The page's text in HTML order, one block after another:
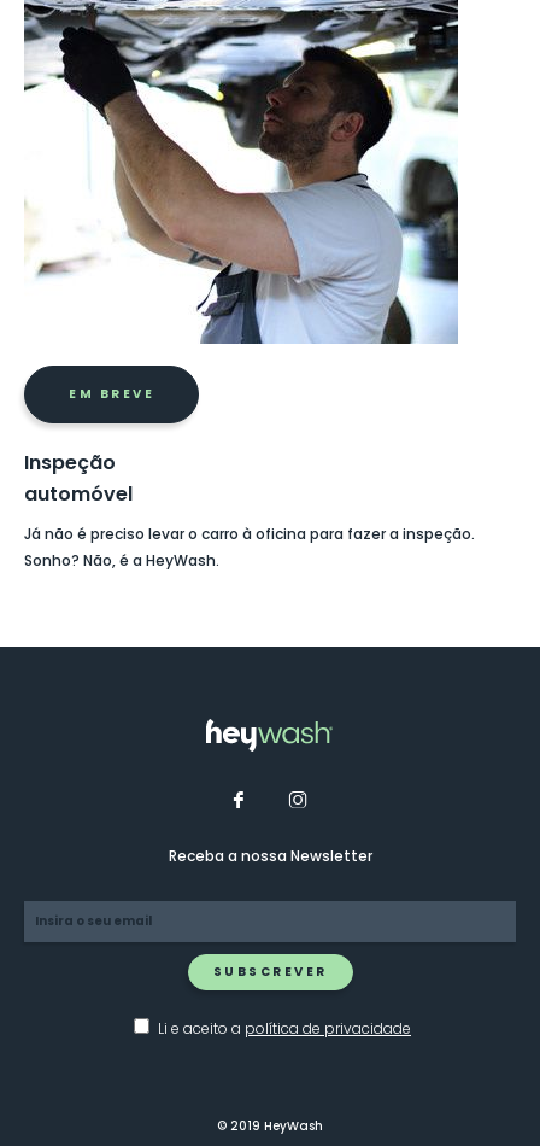
EM BREVE
Inspeção
automóvel
Já não é preciso levar o carro à oficina para fazer a inspeção.
Sonho? Não, é a HeyWash.
Receba a nossa Newsletter
SUBSCREVER
Li e aceito a política de privacidade
© 2019 HeyWash